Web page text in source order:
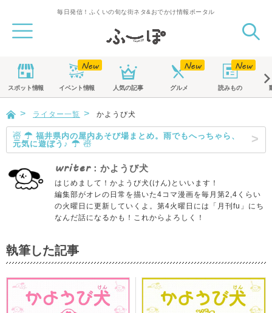
毎日発信！ふくいの旬な街ネタ&おでかけ情報ポータル
スポット情報 イベント情報 人気の記事 グルメ 読みもの
ライター一覧 かようび犬
☃ ☂ 福井県内の屋内あそび場まとめ。雨でもへっちゃら、
元気に遊ぼう♪ ☂ ☃
writer：かようび犬
はじめまして！かようび犬(けん)といいます！
編集部がオレの日常を描いた4コマ漫画を毎月第2,4くらい
の火曜日に更新していくよ。第4火曜日には「月刊fu」にち
なんだ話になるかも！これからよろしく！
執筆した記事